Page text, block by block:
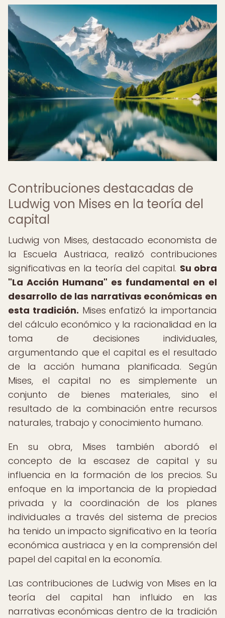
Contribuciones destacadas de
Ludwig von Mises en la teoría del
capital
Ludwig von Mises, destacado economista de
la Escuela Austriaca, realizó contribuciones
significativas en la teoría del capital. Su obra
"La Acción Humana" es fundamental en el
desarrollo de las narrativas económicas en
esta tradición. Mises enfatizó la importancia
del cálculo económico y la racionalidad en la
toma de decisiones individuales,
argumentando que el capital es el resultado
de la acción humana planificada. Según
Mises, el capital no es simplemente un
conjunto de bienes materiales, sino el
resultado de la combinación entre recursos
naturales, trabajo y conocimiento humano.
En su obra, Mises también abordó el
concepto de la escasez de capital y su
influencia en la formación de los precios. Su
enfoque en la importancia de la propiedad
privada y la coordinación de los planes
individuales a través del sistema de precios
ha tenido un impacto significativo en la teoría
económica austriaca y en la comprensión del
papel del capital en la economía.
Las contribuciones de Ludwig von Mises en la
teoría del capital han influido en las
narrativas económicas dentro de la tradición